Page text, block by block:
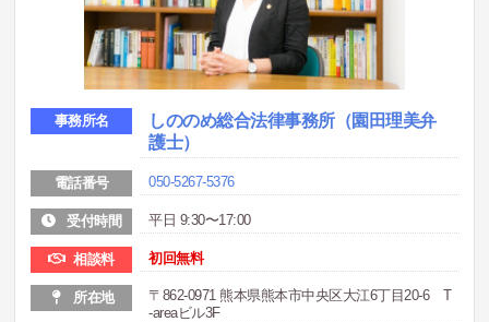
事務所名
しののめ総合法律事務所（園田理美弁
護士）
電話番号 050-5267-5376
受付時間 平日 9:30〜17:00
相談料 初回無料
所在地
〒862-0971 熊本県熊本市中央区大江6丁目20‐6 T
-areaビル3F